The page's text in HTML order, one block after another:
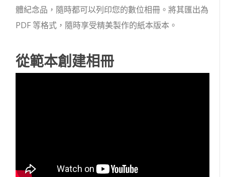
體紀念品，隨時都可以列印您的數位相冊。將其匯出為
PDF 等格式，隨時享受精美製作的紙本版本。
從範本創建相冊